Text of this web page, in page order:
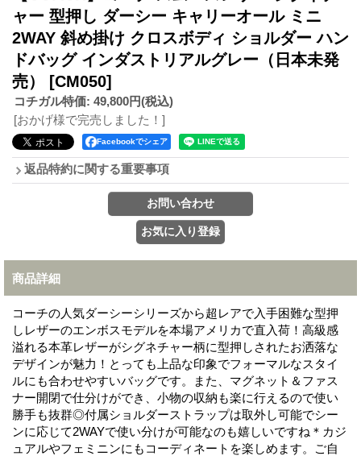
ャー 型押し ダーシー キャリーオール ミニ
2WAY 斜め掛け クロスボディ ショルダー ハン
ドバッグ インダストリアルグレー（日本未発
売） [CM050]
コチガル特価: 49,800円(税込)
[おかげ様で完売しました！]
Facebookでシェア
返品特約に関する重要事項
商品詳細
コーチの人気ダーシーシリーズから超レアで入手困難な型押
しレザーのエンボスモデルを本場アメリカで直入荷！高級感
溢れる本革レザーがシグネチャー柄に型押しされたお洒落な
デザインが魅力！とっても上品な印象でフォーマルなスタイ
ルにも合わせやすいバッグです。また、マグネット＆ファス
ナー開閉で仕分けができ、小物の収納も楽に行えるので使い
勝手も抜群◎付属ショルダーストラップは取外し可能でシー
ンに応じて2WAYで使い分けが可能なのも嬉しいですね＊カジ
ュアルやフェミニンにもコーディネートを楽しめます。ご自